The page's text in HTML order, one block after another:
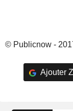
© Publicnow -
Ajouter